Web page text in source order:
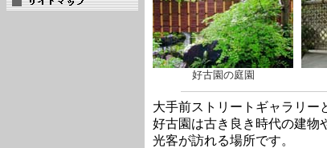
好古園の庭園
大手前ストリートギャラリー
好古園は古き良き時代の建物
光客が訪れる場所です。